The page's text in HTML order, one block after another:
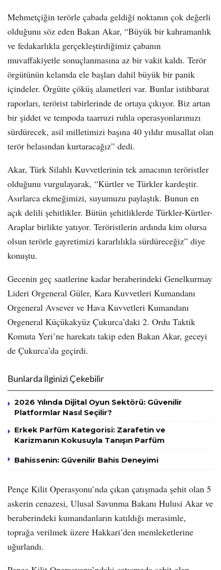
Mehmetçiğin terörle çabada geldiği noktanın çok değerli
olduğunu söz eden Bakan Akar, “Büyük bir kahramanlık
ve fedakarlıkla gerçekleştirdiğimiz çabanın
muvaffakiyetle sonuçlanmasına az bir vakit kaldı. Terör
örgütünün kelamda ele başları dahil büyük bir panik
içindeler. Örgütte çöküş alametleri var. Bunlar istihbarat
raporları, terörist tabirlerinde de ortaya çıkıyor. Biz artan
bir şiddet ve tempoda taarruzi ruhla operasyonlarımızı
sürdürecek, asil milletimizi başına 40 yıldır musallat olan
terör belasından kurtaracağız” dedi.
Akar, Türk Silahlı Kuvvetlerinin tek amacının teröristler
olduğunu vurgulayarak, “Kürtler ve Türkler kardeştir.
Asırlarca ekmeğimizi, suyumuzu paylaştık. Bunun en
açık delili şehitlikler. Bütün şehitliklerde Türkler-Kürtler-
Araplar birlikte yatıyor. Teröristlerin ardında kim olursa
olsun terörle gayretimizi kararlılıkla sürdüreceğiz” diye
konuştu.
Gecenin geç saatlerine kadar beraberindeki Genelkurmay
Lideri Orgeneral Güler, Kara Kuvvetleri Kumandanı
Orgeneral Avsever ve Hava Kuvvetleri Kumandanı
Orgeneral Küçükakyüz Çukurca’daki 2. Ordu Taktik
Komuta Yeri’ne harekatı takip eden Bakan Akar, geceyi
de Çukurca’da geçirdi.
Bunlarda İlginizi Çekebilir
2026 Yılında Dijital Oyun Sektörü: Güvenilir
Platformlar Nasıl Seçilir?
Erkek Parfüm Kategorisi: Zarafetin ve
Karizmanın Kokusuyla Tanışın Parfüm
Bahissenin: Güvenilir Bahis Deneyimi
Pençe Kilit Operasyonu’nda çıkan çatışmada şehit olan 5
askerin cenazesi, Ulusal Savunma Bakanı Hulusi Akar ve
beraberindeki kumandanların katıldığı merasimle,
toprağa verilmek üzere Hakkari’den memleketlerine
uğurlandı.